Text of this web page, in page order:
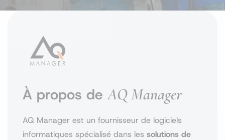
À propos deAQ Manager
AQ Manager est un fournisseur de logiciels
informatiques spécialisé dans les solutions de